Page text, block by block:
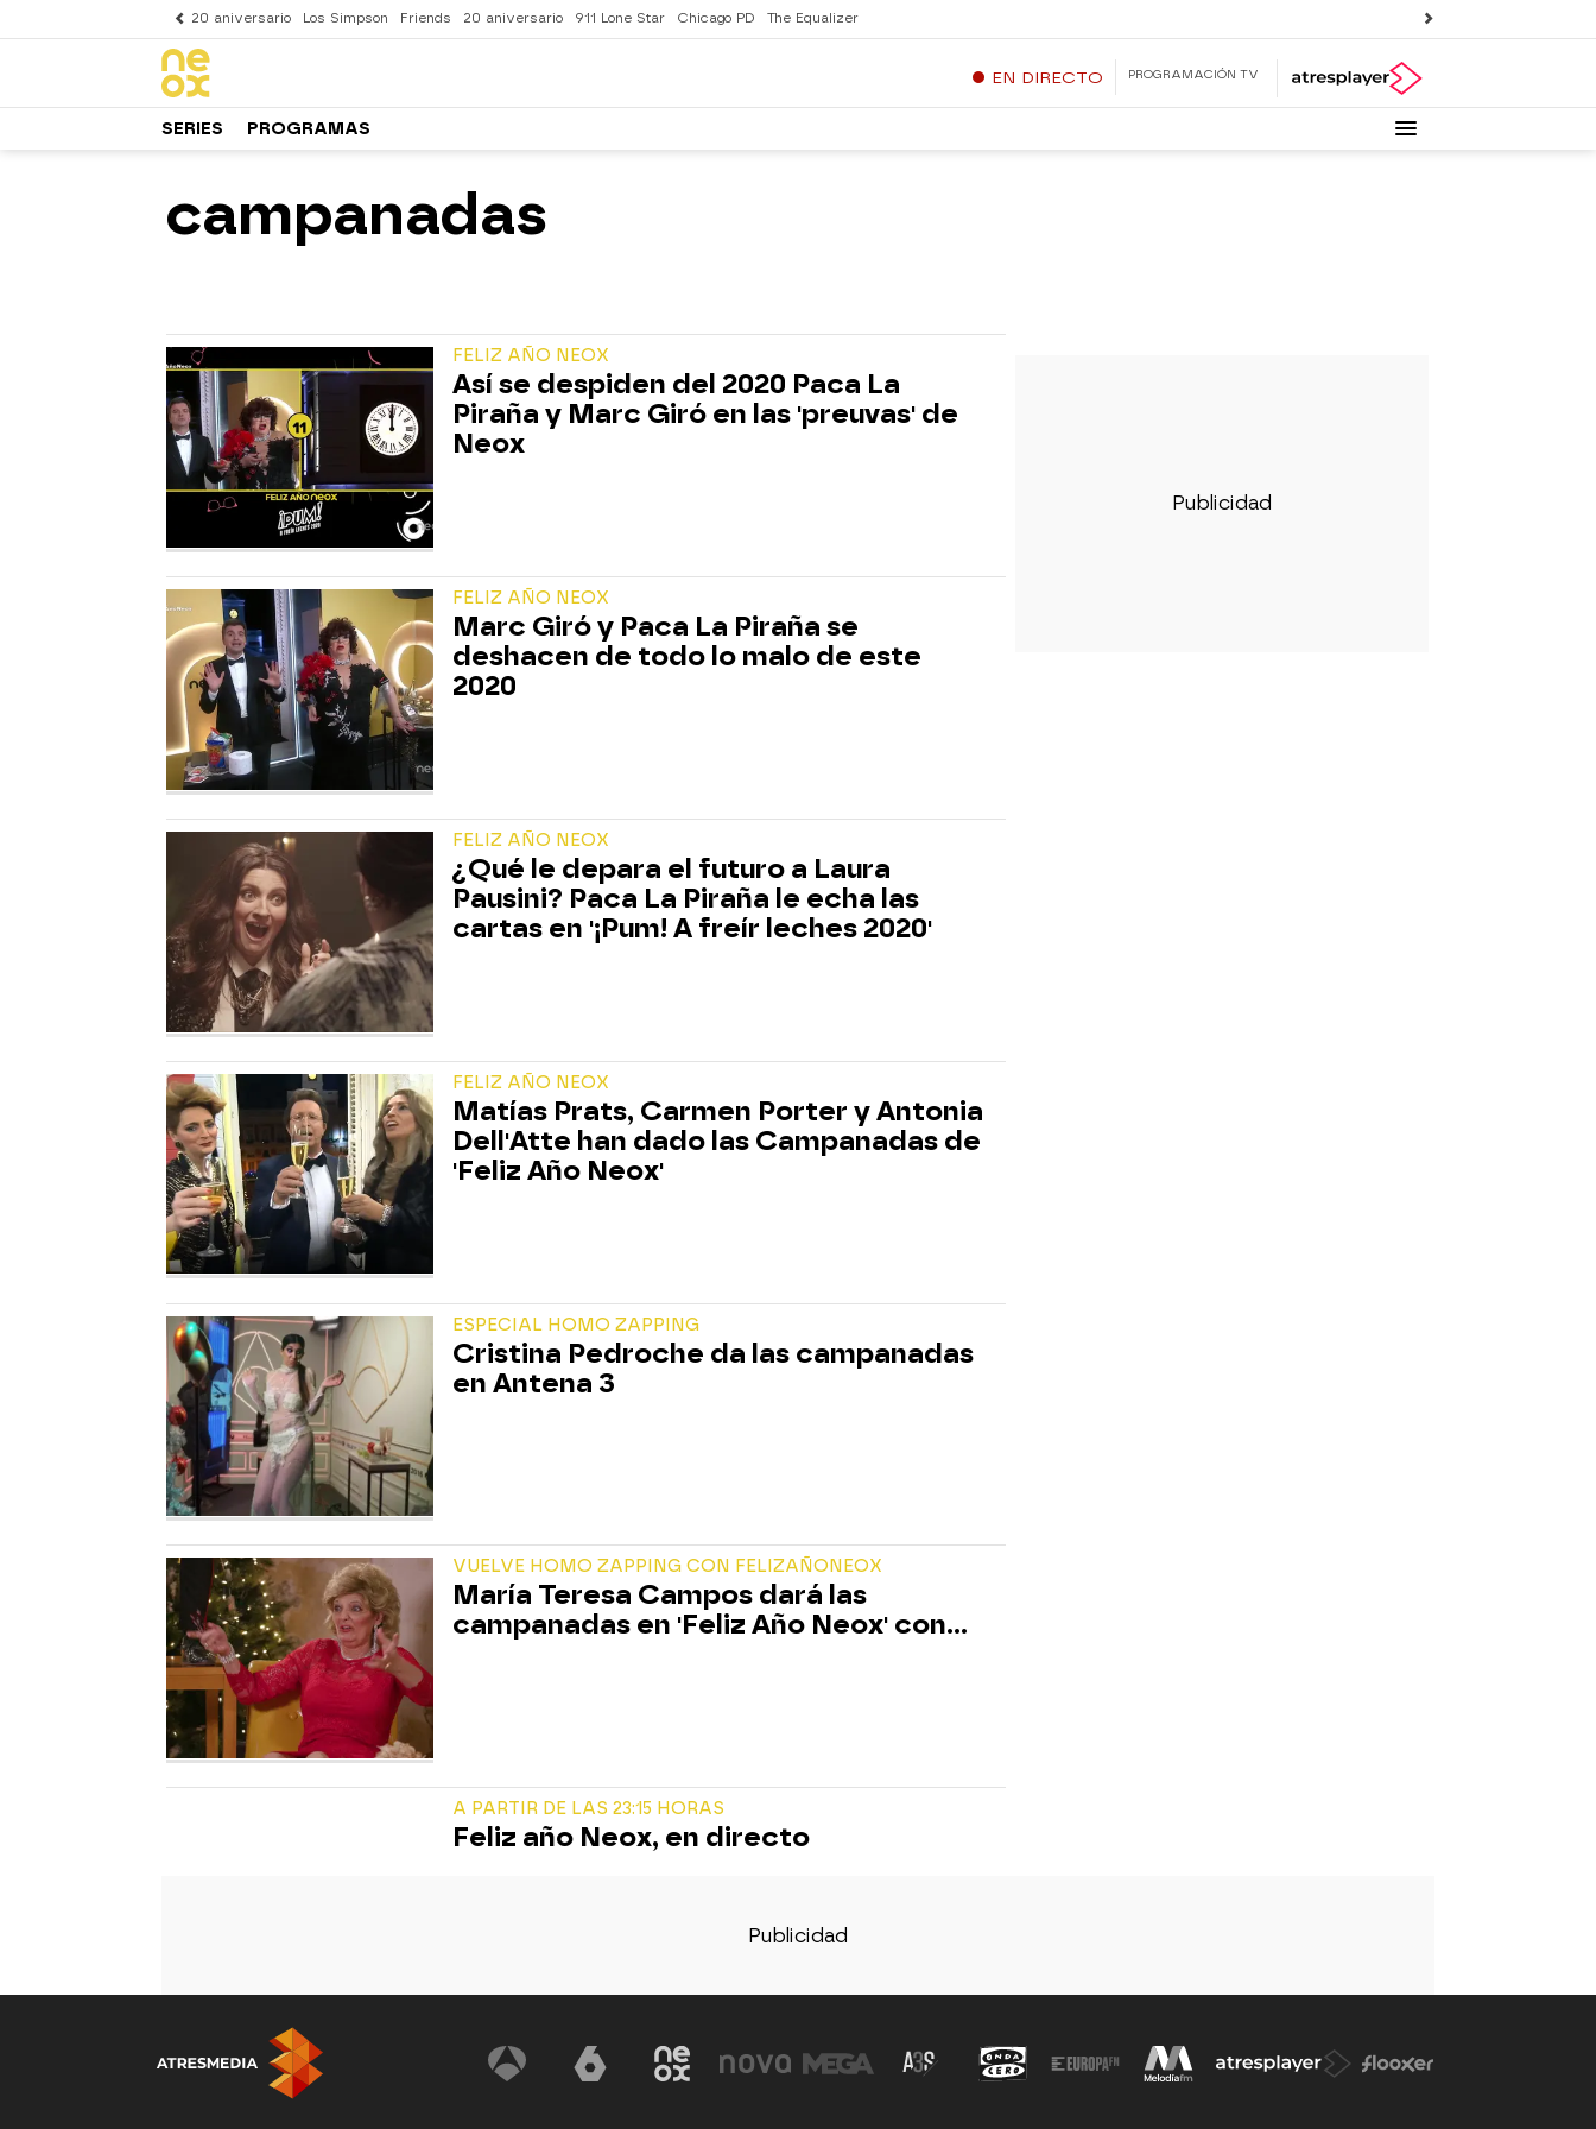
20 aniversario Los Simpson Friends 20 aniversario 911 Lone Star Chicago PD The Equalizer
EN DIRECTO PROGRAMACIÓN TV
SERIES PROGRAMAS
campanadas
FELIZ AÑO NEOX
Así se despiden del 2020 Paca La
Piraña y Marc Giró en las 'preuvas' de
Neox
FELIZ AÑO NEOX
Marc Giró y Paca La Piraña se
deshacen de todo lo malo de este
2020
FELIZ AÑO NEOX
¿Qué le depara el futuro a Laura
Pausini? Paca La Piraña le echa las
cartas en '¡Pum! A freír leches 2020'
FELIZ AÑO NEOX
Matías Prats, Carmen Porter y Antonia
Dell'Atte han dado las Campanadas de
'Feliz Año Neox'
ESPECIAL HOMO ZAPPING
Cristina Pedroche da las campanadas
en Antena 3
VUELVE HOMO ZAPPING CON FELIZAÑONEOX
María Teresa Campos dará las
campanadas en 'Feliz Año Neox' con...
A PARTIR DE LAS 23:15 HORAS
Feliz año Neox, en directo